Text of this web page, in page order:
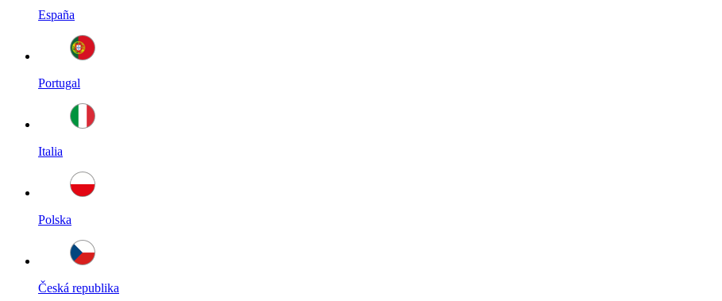
España
Portugal
Italia
Polska
Česká republika